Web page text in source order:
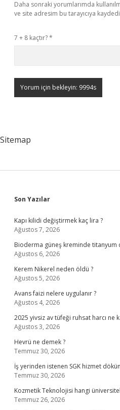
Daha sonraki yorumlarımda
ve site adresim bu tarayıcıya
7 + 8 kaçtır?*
Sitemap
Sidebar
Son Yazılar
Kapı kilidi değiştirmek kaç lira ?
Ağustos 7, 2026
Bioderma güneş kreminde titanyum
Ağustos 6, 2026
Kerem Nikerel neden öldü ?
Ağustos 5, 2026
Avans faizi nelere uygulanır ?
Ağustos 4, 2026
2025 yivsiz av tüfeği ruhsat harcı ne
Ağustos 3, 2026
Hevrü ne demek ?
Temmuz 30, 2026
İş yerinden istenen SGK hizmet
Temmuz 30, 2026
Kozmetik Teknolojisi hangi
Temmuz 26, 2026